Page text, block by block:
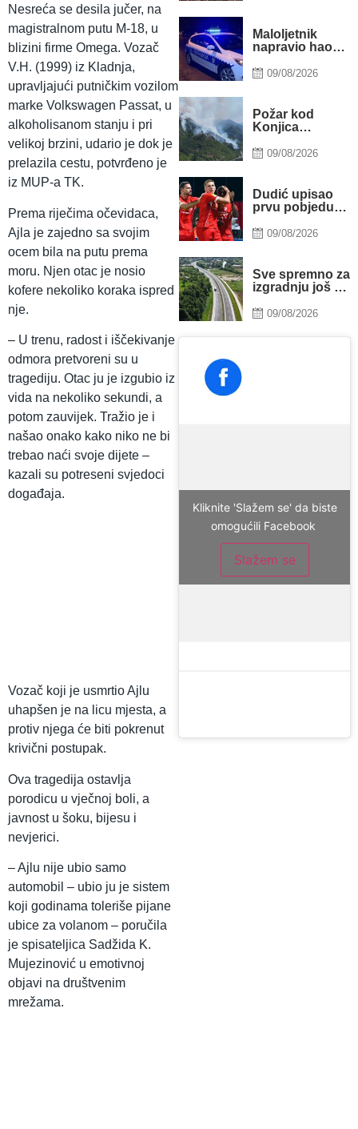
Nesreća se desila jučer, na
magistralnom putu M-18, u
blizini firme Omega. Vozač
V.H. (1999) iz Kladnja,
upravljajući putničkim vozilom
marke Volkswagen Passat, u
alkoholisanom stanju i pri
velikoj brzini, udario je dok je
prelazila cestu, potvrđeno je
iz MUP-a TK.
Prema riječima očevidaca,
Ajla je zajedno sa svojim
ocem bila na putu prema
moru. Njen otac je nosio
kofere nekoliko koraka ispred
nje.
– U trenu, radost i iščekivanje
odmora pretvoreni su u
tragediju. Otac ju je izgubio iz
vida na nekoliko sekundi, a
potom zauvijek. Tražio je i
našao onako kako niko ne bi
trebao naći svoje dijete –
kazali su potreseni svjedoci
događaja.
Vozač koji je usmrtio Ajlu
uhapšen je na licu mjesta, a
protiv njega će biti pokrenut
krivični postupak.
Ova tragedija ostavlja
porodicu u vječnoj boli, a
javnost u šoku, bijesu i
nevjerici.
– Ajlu nije ubio samo
automobil – ubio ju je sistem
koji godinama toleriše pijane
ubice za volanom – poručila
je spisateljica Sadžida K.
Mujezinović u emotivnoj
objavi na društvenim
mrežama.
Maloljetnik
napravio haos
stanici u RS:
povrijedio
policajca
09/08/2026
Požar kod
Konjica
vatrogasci i
09/08/2026
Dudić upisao
prvu pobjedu
u Radnički 1923
09/08/2026
Sve spremno za
izgradnju još 44
autoputa,
grada u BiH
09/08/2026
Kliknite 'Slažem se' da biste
omogućili Facebook
Slažem se